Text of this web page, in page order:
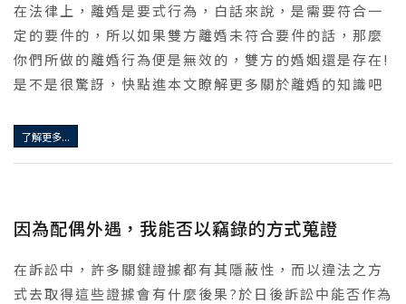
在法律上，離婚是要式行為，白話來說，是需要符合一
定的要件的，所以如果雙方離婚未符合要件的話，那麼
你們所做的離婚行為便是無效的，雙方的婚姻還是存在!
是不是很驚訝，快點進本文瞭解更多關於離婚的知識吧
了解更多...
因為配偶外遇，我能否以竊錄的方式蒐證
在訴訟中，許多關鍵證據都有其隱蔽性，而以違法之方
式去取得這些證據會有什麼後果?於日後訴訟中能否作為